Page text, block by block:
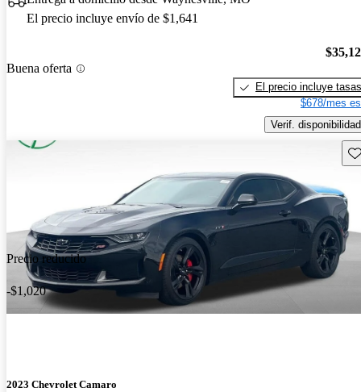
El precio incluye envío de $1,641
Buena oferta
El precio incluye tasas
$678/mes
Verif. disponibilidad
Precio reducido
-$1,020
2023 Chevrolet Camaro